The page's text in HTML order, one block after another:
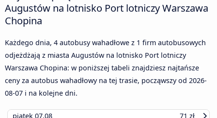
Augustów na lotnisko Port lotniczy Warszawa
Chopina
Każdego dnia, 4 autobusy wahadłowe z 1 firm autobusowych
odjeżdżają z miasta Augustów na lotnisko Port lotniczy
Warszawa Chopina: w poniższej tabeli znajdziesz najtańsze
ceny za autobus wahadłowy na tej trasie, począwszy od 2026-
08-07 i na kolejne dni.
piątek 07.08
71 zł